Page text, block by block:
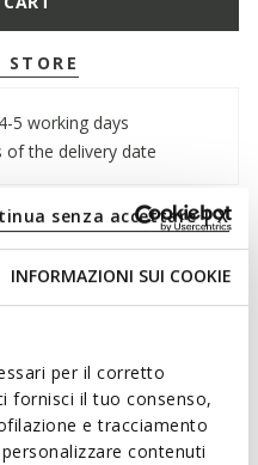
INFORMAZIONI SUI COOKIE
per il corretto
fornisci il tuo consenso,
e tracciamento
contenuti
senza accettare | X
5 working days
of the delivery date
DNA, featuring an eye-
Light, comfortable and
the city to the full on
to leisure time.